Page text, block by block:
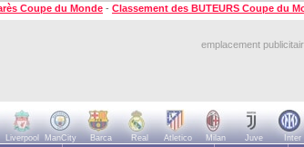
Coupe du Monde - Classement des BUTEURS Coupe du
emplacement
Liverpool ManCity Barca Real Atletico Milan Juve Inter